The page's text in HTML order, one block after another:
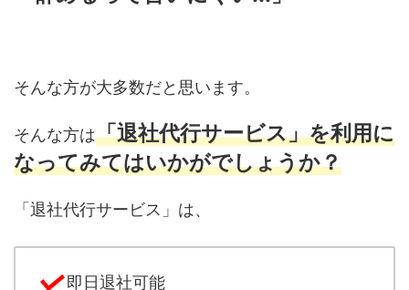
そんな方が大多数だと思います。
そんな方は「退社代行サービス」を利用に
なってみてはいかがでしょうか？
「退社代行サービス」は、
即日退社可能